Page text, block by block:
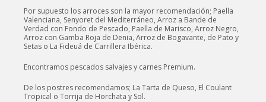
Por supuesto los arroces son la mayor recomendación; Paella
Valenciana, Senyoret del Mediterráneo, Arroz a Bande de
Verdad con Fondo de Pescado, Paella de Marisco, Arroz Negro,
Arroz con Gamba Roja de Denia, Arroz de Bogavante, de Pato y
Setas o La Fideuá de Carrillera Ibérica.
Encontramos pescados salvajes y carnes Premium.
De los postres recomendamos; La Tarta de Queso, El Coulant
Tropical o Torrija de Horchata y Sol.